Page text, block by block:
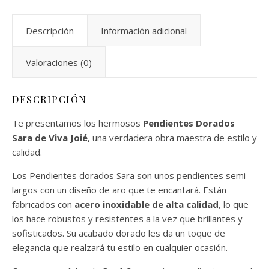
Descripción Información adicional
Valoraciones (0)
DESCRIPCIÓN
Te presentamos los hermosos Pendientes Dorados
Sara de Viva Joié, una verdadera obra maestra de estilo y
calidad.
Los Pendientes dorados Sara son unos pendientes semi
largos con un diseño de aro que te encantará. Están
fabricados con acero inoxidable de alta calidad, lo que
los hace robustos y resistentes a la vez que brillantes y
sofisticados. Su acabado dorado les da un toque de
elegancia que realzará tu estilo en cualquier ocasión.